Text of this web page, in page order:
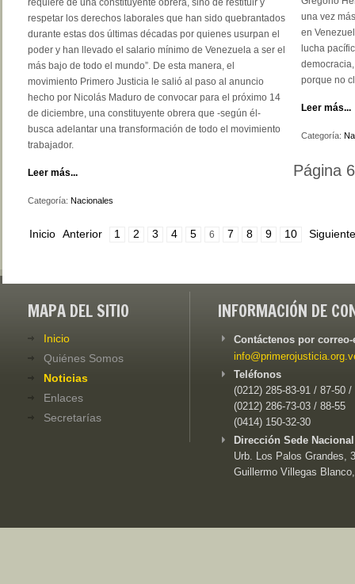
requiere de una constituyente obrera, sino de restituir y
respetar los derechos laborales que han sido quebrantados
durante estas dos últimas décadas por quienes usurpan el
poder y han llevado el salario mínimo de Venezuela a ser el
más bajo de todo el mundo”. De esta manera, el
movimiento Primero Justicia le salió al paso al anuncio
hecho por Nicolás Maduro de convocar para el próximo 14
de diciembre, una constituyente obrera que -según él-
busca adelantar una transformación de todo el movimiento
trabajador.
Leer más...
Categoría: Nacionales
una vez
en
lucha
porque no
Leer más...
Categoría:
Página
Inicio Anterior 1 2 3 4 5 6 7 8 9 10 Siguiente
MAPA DEL SITIO
Inicio
Quiénes Somos
Noticias
Enlaces
Secretarías
INFORMACIÓN DE
Contáctenos por
Teléfonos
(0212) 285-83-91 / 87-50 /
(0212) 286-73-03 / 88-55
(0414) 150-32-30
Dirección Sede
Urb. Los Palos Grandes,
Guillermo Villegas